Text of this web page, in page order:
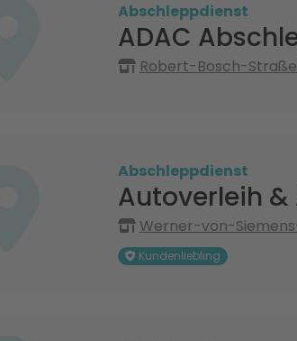
Abschleppdienst
ADAC
Robert-Bosch-Straße
Abschleppdienst
Autoverleih &
Werner-von-
Kundenliebling